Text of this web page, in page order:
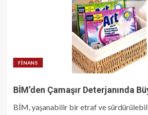
FINANS
BİM’den Çamaşır Deterjanında
BİM, yaşanabilir bir etraf ve